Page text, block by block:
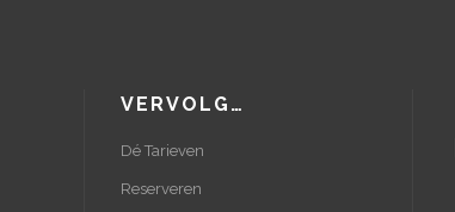
VERVOLG…
Dé Tarieven
Reserveren